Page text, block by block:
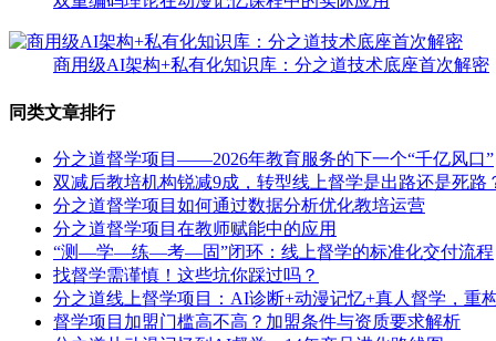
商用级AI架构+私有化知识库：分之道技术底座首次解密
同类文章排行
分之道督学项目——2026年教育服务的下一个“千亿风口”
双减后教培机构锐减9成，转型线上督学是出路还是死路
分之道督学项目如何通过数据分析优化教培运营
分之道督学项目在教师赋能中的应用
“测—学—练—考—固”闭环：线上督学的标准化交付流程
找督学需谨慎！这些坑你踩过吗？
分之道线上督学项目：AI诊断+动漫记忆+真人督学，重
督学项目加盟门槛高不高？加盟条件与资质要求解析